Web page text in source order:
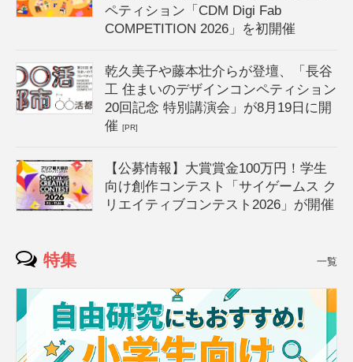
ペティション「CDM Digi Fab
COMPETITION 2026」を初開催
乾久美子や藤本壮介らが登壇、「長谷
工 住まいのデザインコンペティション
20回記念 特別講演会」が8月19日に開
催[PR]
【公募情報】大賞賞金100万円！学生
向け創作コンテスト「サイゲームス ク
リエイティブコンテスト2026」が開催
特集 一覧